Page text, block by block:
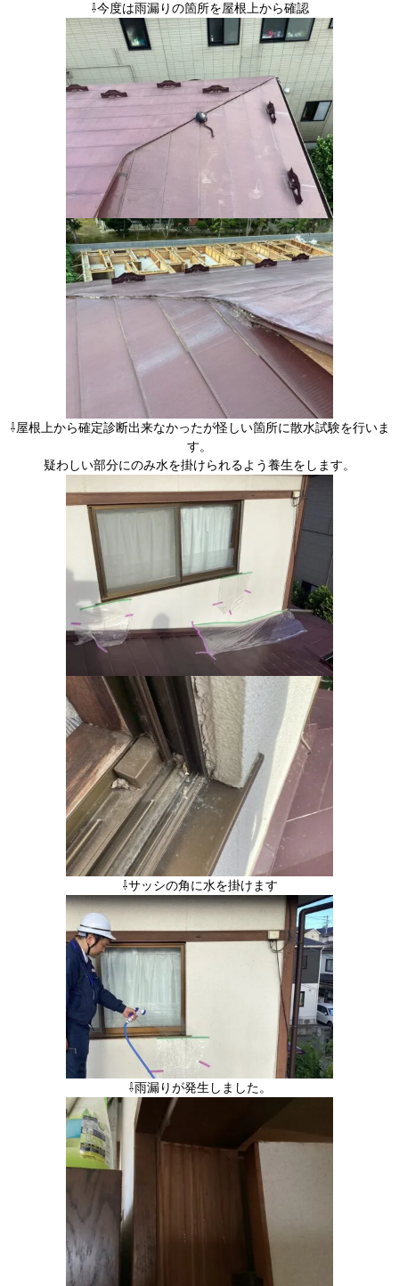
⇩今度は雨漏りの箇所を屋根上から確認
⇩屋根上から確定診断出来なかったが怪しい箇所に散水試験を行いま
す。
疑わしい部分にのみ水を掛けられるよう養生をします。
⇩サッシの角に水を掛けます
⇩雨漏りが発生しました。